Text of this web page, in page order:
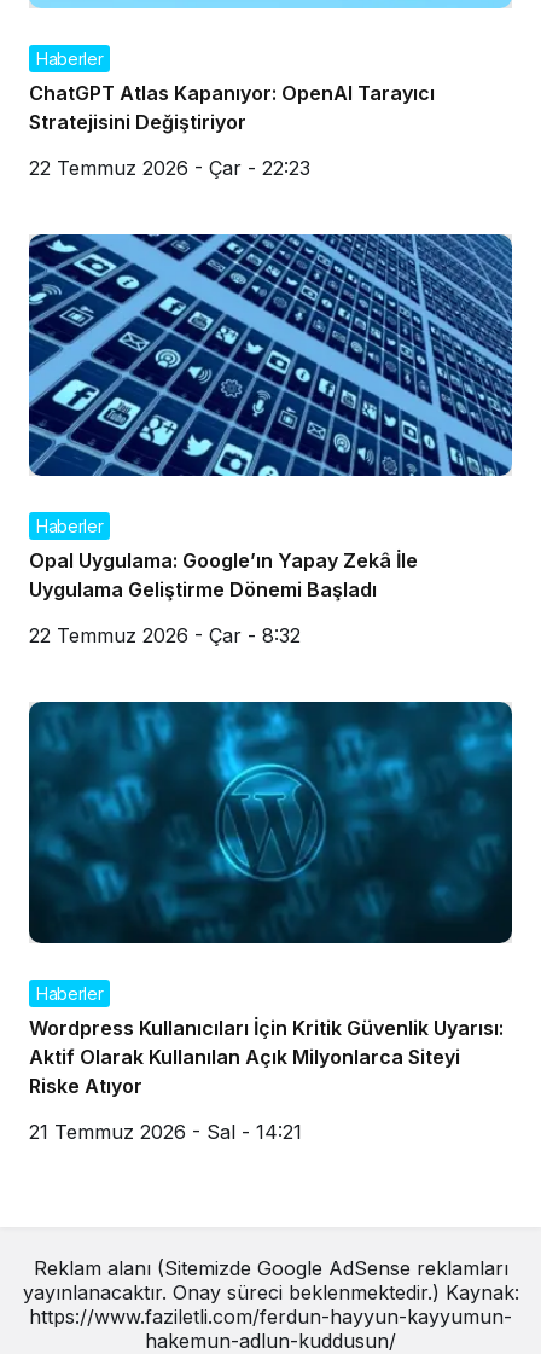
Haberler
ChatGPT Atlas Kapanıyor: OpenAI Tarayıcı
Stratejisini Değiştiriyor
22 Temmuz 2026 - Çar - 22:23
Haberler
Opal Uygulama: Google’ın Yapay Zekâ İle
Uygulama Geliştirme Dönemi Başladı
22 Temmuz 2026 - Çar - 8:32
Haberler
Wordpress Kullanıcıları İçin Kritik Güvenlik Uyarısı:
Aktif Olarak Kullanılan Açık Milyonlarca Siteyi
Riske Atıyor
21 Temmuz 2026 - Sal - 14:21
Reklam alanı (Sitemizde Google AdSense reklamları
yayınlanacaktır. Onay süreci beklenmektedir.) Kaynak:
https://www.faziletli.com/ferdun-hayyun-kayyumun-
hakemun-adlun-kuddusun/